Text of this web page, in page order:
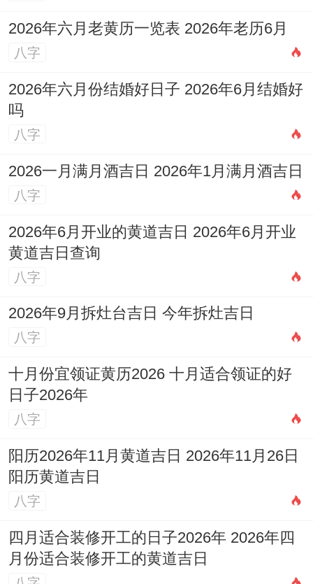
搞的导向分手时会列出《关系终止可行性拆
开看报告》;用SWOT模型解释分手必要性。
例子、某女高管丈夫签订《生育计划书》、
准确规定受孕月份、胎教课程甚至前景孩子
的大学专业方向。
社会规则的挑战者~突破常规;职场颠覆某90
后主管废除考勤制度、实行“任务完成度薪
酬”- 使团队效率提升但离职率飙升。
教育实验家长拒绝让孩子做寒假作业,结果却
带着去边境线做社会调查;同学校爆发激烈冲
突。
争议数据，72%的强硬派曾因打破规则获的
晋升 但其中有58%再三年内遭遇重大挫折;
自我较量的困局；
射营养液维持- 可是拒绝休息：“停下就是认
输”。
简而言之一刻才赶到医院~事后陷入严重抑
郁。
2026年六月老黄历一览表 2026年老历6月
八字
2026年六月份结婚好日子 2026年6月结婚好
吗
八字
2026一月满月酒吉日 2026年1月满月酒吉日
八字
2026年6月开业的黄道吉日 2026年6月开业
黄道吉日查询
八字
2026年9月拆灶台吉日 今年拆灶吉日
八字
十月份宜领证黄历2026 十月适合领证的好
日子2026年
八字
阳历2026年11月黄道吉日 2026年11月26日
阳历黄道吉日
八字
四月适合装修开工的日子2026年 2026年四
月份适合装修开工的黄道吉日